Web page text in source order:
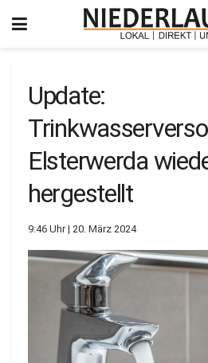
Update:
Elsterwerda
hergestellt
9:46 Uhr | 20. März 2024